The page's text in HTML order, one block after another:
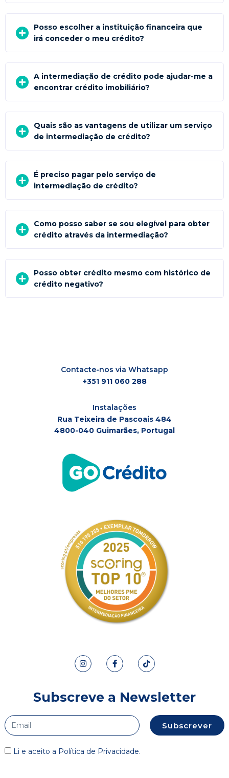
Posso escolher a instituição financeira que
irá conceder o meu crédito?
A intermediação de crédito pode ajudar-me a
encontrar crédito imobiliário?
Quais são as vantagens de utilizar um serviço
de intermediação de crédito?
É preciso pagar pelo serviço de
intermediação de crédito?
Como posso saber se sou elegível para obter
crédito através da intermediação?
Posso obter crédito mesmo com histórico de
crédito negativo?
Contacte-nos via Whatsapp
+351 911 060 288
Instalações
Rua Teixeira de Pascoais 484
4800-040 Guimarães, Portugal
Subscreve a Newsletter
Li e aceito a Política de Privacidade.
Subscrever